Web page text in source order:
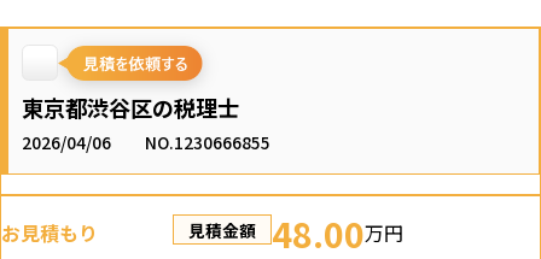
東京都渋谷区の税理士
2026/04/06 NO.1230666855
お見積もり 見積金額 48.00万円